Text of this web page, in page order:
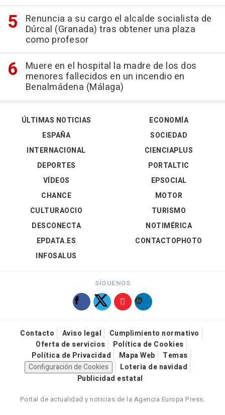
Renuncia a su cargo el alcalde socialista de
Dúrcal (Granada) tras obtener una plaza
como profesor
Muere en el hospital la madre de los dos
menores fallecidos en un incendio en
Benalmádena (Málaga)
ÚLTIMAS NOTICIAS
ESPAÑA
INTERNACIONAL
DEPORTES
VÍDEOS
ECONOMÍA
SOCIEDAD
CIENCIAPLUS
PORTALTIC
EPSOCIAL
CHANCE
CULTURAOCIO
DESCONECTA
EPDATA.ES
INFOSALUS
MOTOR
TURISMO
NOTIMÉRICA
CONTACTOPHOTO
SÍGUENOS
Contacto Aviso legal
Cumplimiento normativo
Oferta de servicios
Política de Cookies
Política de Privacidad
Mapa Web
Temas
Configuración de Cookies
Loteria de navidad
Publicidad estatal
Portal de actualidad y noticias de la Agencia Europa Press.